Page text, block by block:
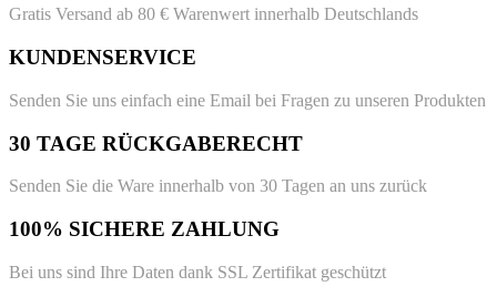
Gratis Versand ab 80 € Warenwert innerhalb Deutschlands
KUNDENSERVICE
Senden Sie uns einfach eine Email bei Fragen zu unseren Produkten
30 TAGE RÜCKGABERECHT
Senden Sie die Ware innerhalb von 30 Tagen an uns zurück
100% SICHERE ZAHLUNG
Bei uns sind Ihre Daten dank SSL Zertifikat geschützt